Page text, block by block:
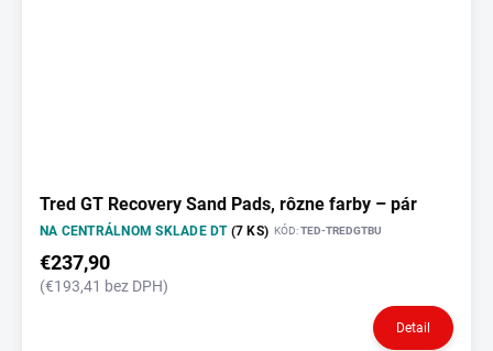
Tred GT Recovery Sand Pads, rôzne farby – pár
NA CENTRÁLNOM SKLADE DT (7 KS) KÓD:TED-TREDGTBU
€237,90
(€193,41 bez DPH)
Detail